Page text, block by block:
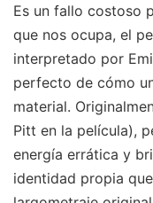
Es un fallo costoso
que nos ocupa, el
interpretado por
perfecto de cómo
material.
Pitt en la película),
energía errática y
identidad propia